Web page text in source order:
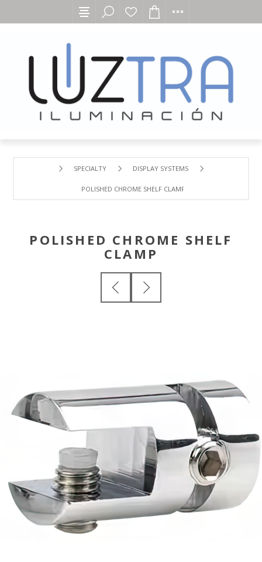
SPECIALTY DISPLAY SYSTEMS
POLISHED CHROME SHELF CLAMP
POLISHED CHROME SHELF
CLAMP